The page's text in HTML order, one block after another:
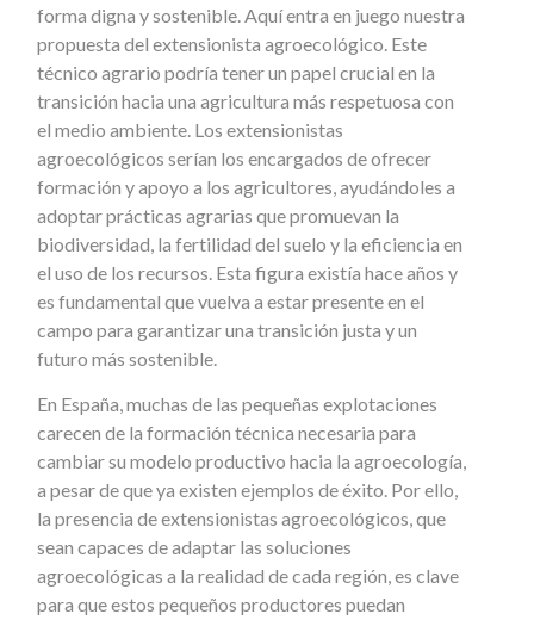
forma digna y sostenible. Aquí entra en juego nuestra
propuesta del extensionista agroecológico. Este
técnico agrario podría tener un papel crucial en la
transición hacia una agricultura más respetuosa con
el medio ambiente. Los extensionistas
agroecológicos serían los encargados de ofrecer
formación y apoyo a los agricultores, ayudándoles a
adoptar prácticas agrarias que promuevan la
biodiversidad, la fertilidad del suelo y la eficiencia en
el uso de los recursos. Esta figura existía hace años y
es fundamental que vuelva a estar presente en el
campo para garantizar una transición justa y un
futuro más sostenible.
En España, muchas de las pequeñas explotaciones
carecen de la formación técnica necesaria para
cambiar su modelo productivo hacia la agroecología,
a pesar de que ya existen ejemplos de éxito. Por ello,
la presencia de extensionistas agroecológicos, que
sean capaces de adaptar las soluciones
agroecológicas a la realidad de cada región, es clave
para que estos pequeños productores puedan